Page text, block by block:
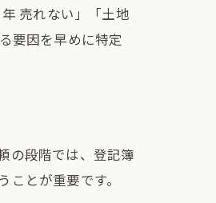
売れない」「土地
要因を早めに特定
の段階では、登記簿
とが重要です。